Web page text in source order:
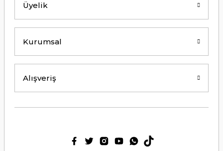
tavsiye ederim. Gayet ilgili ve
açıklayıcı bir şekilde benimle
Teşekkürler ilgi alaka süper.
yaptım. Çok memnun kaldım. 3. gün
sabah ürün elime ulaştı. Teşekkür
Üyelik
Kurumsal
Alışveriş